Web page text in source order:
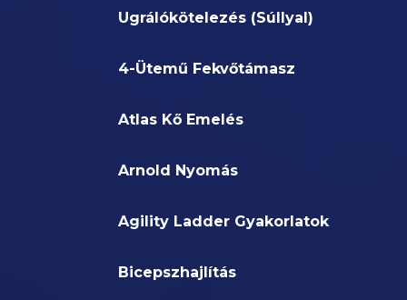
Ugrálókötelezés (Súllyal)
4-Ütemű Fekvőtámasz
Atlas Kő Emelés
Arnold Nyomás
Agility Ladder Gyakorlatok
Bicepszhajlítás